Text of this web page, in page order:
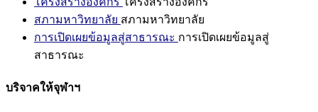
สภามหาวิทยาลัย สภามหาวิทยาลัย
การเปิดเผยข้อมูลสู่สาธารณะ การเปิดเผยข้อมูลสู่
สาธารณะ
บริจาคให้จุฬาฯ